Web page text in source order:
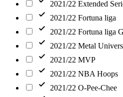
2021/22 Extended
2021/22 Fortuna liga
2021/22 Fortuna liga
2021/22 Metal
2021/22 MVP
2021/22 NBA Hoops
2021/22 O-Pee-Chee